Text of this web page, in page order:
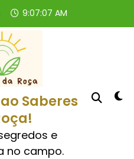
9:07:08 AM
Saberes
e
no campo.